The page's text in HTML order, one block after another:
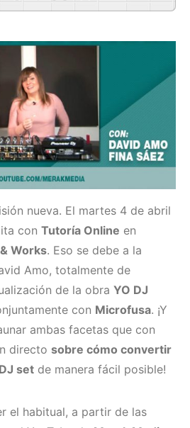
nueva. El martes 4 de abril
con Tutoría Online en
Works. Eso se debe a la
Amo, totalmente de
de la obra YO DJ
con Microfusa. ¡Y
ambas facetas que con
directo sobre cómo convertir
set de manera fácil posible!
el habitual, a partir de las